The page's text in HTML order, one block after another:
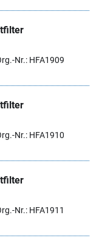
Nr.: HFA1909
Nr.: HFA1910
Nr.: HFA1911